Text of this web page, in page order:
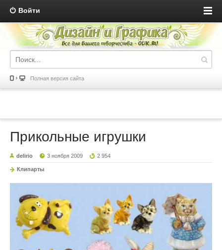
Войти
Полная версия сайта
Прикольные игрушки
delirio 3 ноября 2009 2 954
Клипарты